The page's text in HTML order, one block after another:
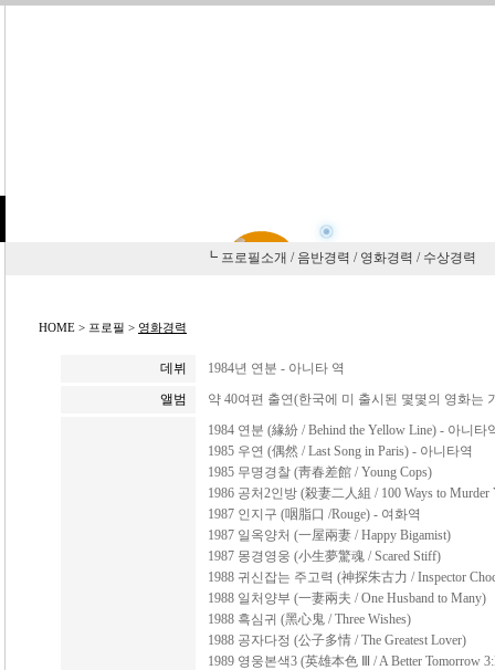
┗ 프로필소개 / 음반경력 / 영화경력 / 수상경력
HOME > 프로필 > 영화경력
데뷔
1984년 연분 - 아니타 역
앨범
약 40여편 출연(한국에 미 출시된 몇몇의 영화는
1984 연분 (緣紛 / Behind the Yellow Line) - 아니타
1985 우연 (偶然 / Last Song in Paris) - 아니타역
1985 무명경찰 (靑春差館 / Young Cops)
1986 공처2인방 (殺妻二人組 / 100 Ways to Murder
1987 인지구 (咽脂口 /Rouge) - 여화역
1987 일옥양처 (一屋兩妻 / Happy Bigamist)
1987 몽경영웅 (小生夢驚魂 / Scared Stiff)
1988 귀신잡는 주고력 (神探朱古力 / Inspector
1988 일처양부 (一妻兩夫 / One Husband to Many)
1988 흑심귀 (黑心鬼 / Three Wishes)
1988 공자다정 (公子多情 / The Greatest Lover)
1989 영웅본색3 (英雄本色 Ⅲ / A Better Tomorrow